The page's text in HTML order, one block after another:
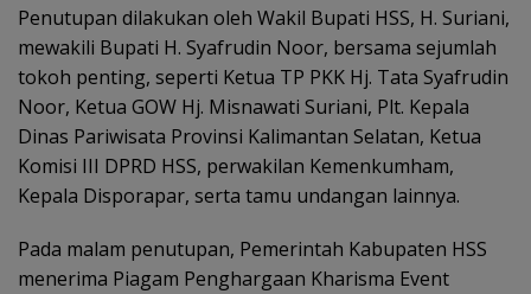
Penutupan dilakukan oleh Wakil Bupati HSS, H. Suriani,
mewakili Bupati H. Syafrudin Noor, bersama sejumlah
tokoh penting, seperti Ketua TP PKK Hj. Tata Syafrudin
Noor, Ketua GOW Hj. Misnawati Suriani, Plt. Kepala
Dinas Pariwisata Provinsi Kalimantan Selatan, Ketua
Komisi III DPRD HSS, perwakilan Kemenkumham,
Kepala Disporapar, serta tamu undangan lainnya.
Pada malam penutupan, Pemerintah Kabupaten HSS
menerima Piagam Penghargaan Kharisma Event